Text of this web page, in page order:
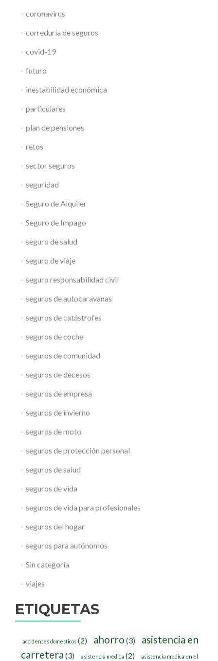
coronavirus
correduría de seguros
covid-19
futuro
inestabilidad económica
particulares
plan de pensiones
retos
sector seguros
seguridad
Seguro de Alquiler
Seguro de Impago
seguro de salud
seguro de viaje
seguro responsabilidad civil
seguros de autocaravanas
seguros de catástrofes
seguros de coche
seguros de comunidad
seguros de decesos
seguros de empresa
seguros de invierno
seguros de moto
seguros de protección personal
seguros de salud
seguros de vida
seguros de vida para profesionales
seguros del hogar
seguros para autónomos
Sin categoría
viajes
ETIQUETAS
accidentes domésticos (2) ahorro (3)
asistencia en
carretera (3) asistencia médica (2)
asistencia médica en el